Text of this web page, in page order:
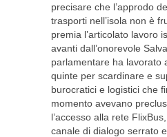
precisare che l’approdo
trasporti nell’isola non è
premia l’articolato lavoro
avanti dall’onorevole
parlamentare ha lavorato
quinte per scardinare e
burocratici e logistici che
momento avevano
l’accesso alla rete
canale di dialogo serrato